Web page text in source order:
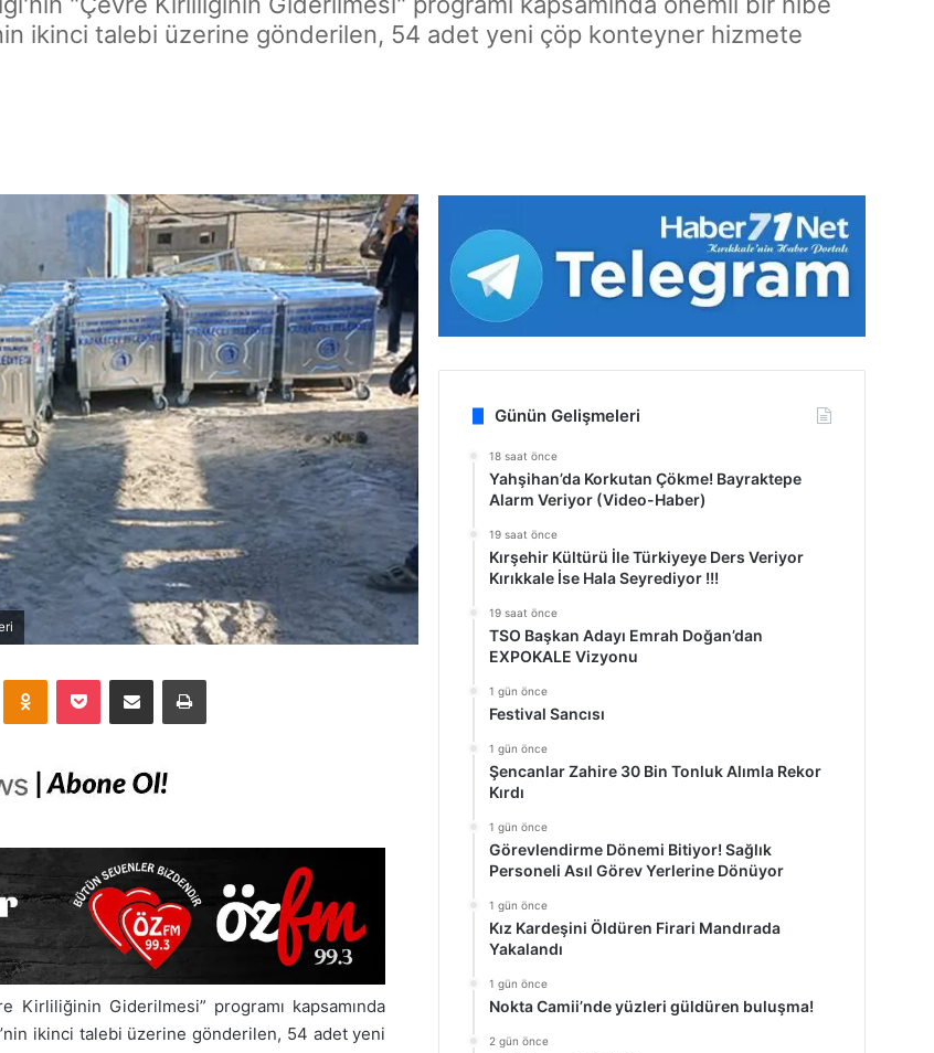
ikinci talebi üzerine gönderilen, 54 adet yeni çöp konteyner hizmete
Kirliliğinin Giderilmesi” programı kapsamında
ikinci talebi üzerine gönderilen, 54 adet yeni
Günün Gelişmeleri
18 saat önce
Yahşihan’da Korkutan Çökme! Bayraktepe
Alarm Veriyor (Video-Haber)
19 saat önce
Kırşehir Kültürü İle Türkiyeye Ders Veriyor
Kırıkkale İse Hala Seyrediyor !!!
19 saat önce
TSO Başkan Adayı Emrah Doğan’dan
EXPOKALE Vizyonu
1 gün önce
Festival Sancısı
1 gün önce
Şencanlar Zahire 30 Bin Tonluk Alımla Rekor
Kırdı
1 gün önce
Görevlendirme Dönemi Bitiyor! Sağlık
Personeli Asıl Görev Yerlerine Dönüyor
1 gün önce
Kız Kardeşini Öldüren Firari Mandırada
Yakalandı
1 gün önce
Nokta Camii’nde yüzleri güldüren buluşma!
2 gün önce